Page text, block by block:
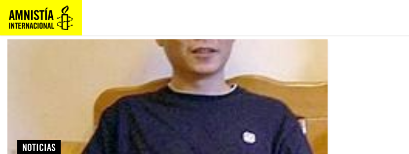
NOTICIAS